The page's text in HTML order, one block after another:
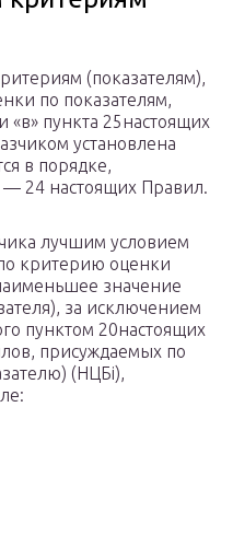
(показателям),
по показателям,
«в» пункта 25настоящих
установлена
в порядке,
— 24 настоящих Правил.
лучшим условием
критерию оценки
значение
за исключением
пунктом 20настоящих
присуждаемых по
(НЦБi),